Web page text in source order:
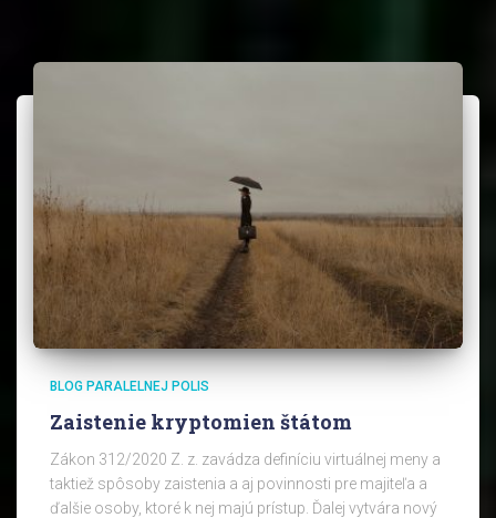
BLOG PARALELNEJ POLIS
Zaistenie kryptomien štátom
Zákon 312/2020 Z. z. zavádza definíciu virtuálnej meny a
taktiež spôsoby zaistenia a aj povinnosti pre majiteľa a
ďalšie osoby, ktoré k nej majú prístup. Ďalej vytvára nový